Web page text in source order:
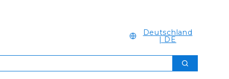
Deutschland
| DE
Suchen